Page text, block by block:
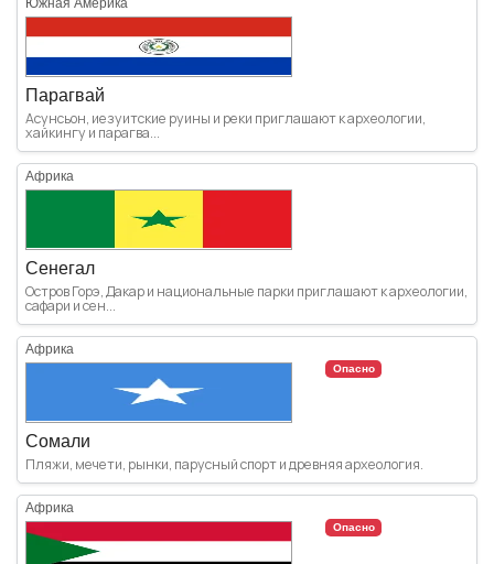
Южная Америка
Парагвай
Асунсьон, иезуитские руины и реки приглашают к археологии,
хайкингу и парагва...
Африка
Сенегал
Остров Горэ, Дакар и национальные парки приглашают к археологии,
сафари и сен...
Африка
Опасно
Сомали
Пляжи, мечети, рынки, парусный спорт и древняя археология.
Африка
Опасно